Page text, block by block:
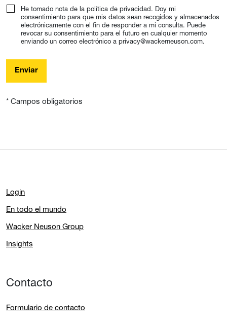
He tomado nota de la política de privacidad. Doy mi
consentimiento para que mis datos sean recogidos y almacenados
electrónicamente con el fin de responder a mi consulta. Puede
revocar su consentimiento para el futuro en cualquier momento
enviando un correo electrónico a privacy@wackerneuson.com.
Enviar
* Campos obligatorios
Login
En todo el mundo
Wacker Neuson Group
Insights
Contacto
Formulario de contacto